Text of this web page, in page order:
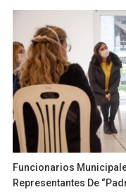
Funcionarios
Representantes De